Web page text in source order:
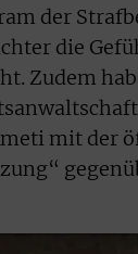
der
die
Zudem
mit der